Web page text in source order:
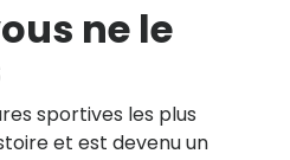
ne le
sportives les plus
et est devenu un